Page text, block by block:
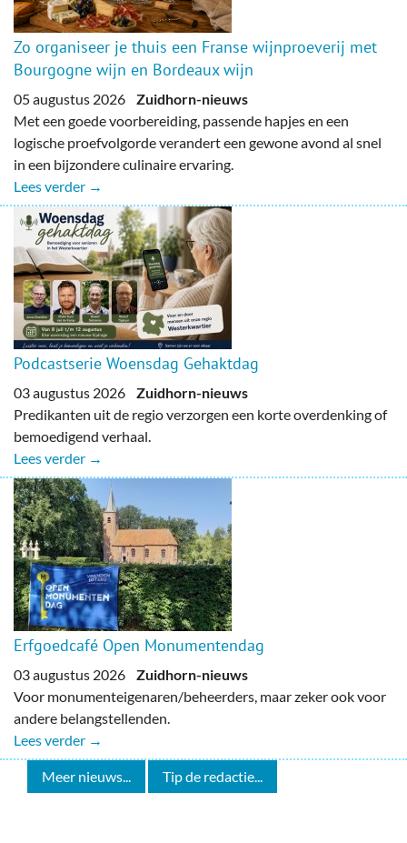
Zo organiseer je thuis een Franse wijnproeverij met
Bourgogne wijn en Bordeaux wijn
05 augustus 2026 Zuidhorn-nieuws
Met een goede voorbereiding, passende hapjes en een
logische proefvolgorde verandert een gewone avond al snel
in een bijzondere culinaire ervaring.
Lees verder →
Podcastserie Woensdag Gehaktdag
03 augustus 2026 Zuidhorn-nieuws
Predikanten uit de regio verzorgen een korte overdenking of
bemoedigend verhaal.
Lees verder →
Erfgoedcafé Open Monumentendag
03 augustus 2026 Zuidhorn-nieuws
Voor monumenteigenaren/beheerders, maar zeker ook voor
andere belangstellenden.
Lees verder →
Meer nieuws... Tip de redactie...